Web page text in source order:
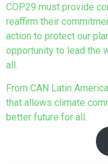
COP29 must provide
reaffirm their
action to protect our
opportunity to lead the
all.
From CAN Latin
that allows climate
better future for all.